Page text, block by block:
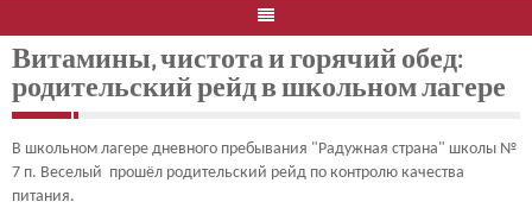
Витамины, чистота и горячий обед:
родительский рейд в школьном лагере
В школьном лагере дневного пребывания "Радужная страна" школы №
7 п. Веселый прошёл родительский рейд по контролю качества
питания.